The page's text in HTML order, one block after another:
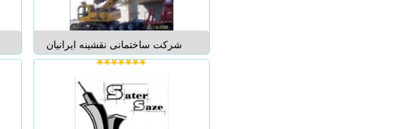
محصولات بازار در انتخاب کالا تا هنگام
...
شرکت ساختمانی نقشینه ایرانیان
هنرمند تخریب ساختمان، خاکبرداری
کار مطمئن و ایمن با کیفیت و
مناسبترین قیمت تخریب ساختمان های
کلنگی و بتنی،انجام تمامی تخریب های
کلی و جزیی و خاکبرداری، برداشتن